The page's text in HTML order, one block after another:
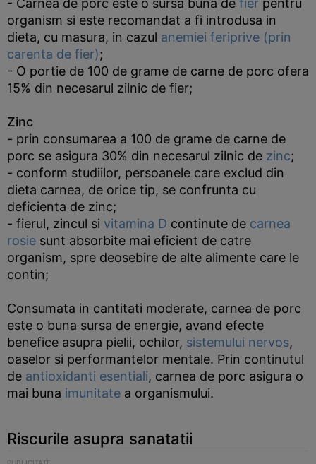
- Carnea de porc este o sursa buna de fier pentru
organism si este recomandat a fi introdusa in
dieta, cu masura, in cazul anemiei feriprive (prin
carenta de fier);
- O portie de 100 de grame de carne de porc ofera
15% din necesarul zilnic de fier;
Zinc
- prin consumarea a 100 de grame de carne de
porc se asigura 30% din necesarul zilnic de zinc;
- conform studiilor, persoanele care exclud din
dieta carnea, de orice tip, se confrunta cu
deficienta de zinc;
- fierul, zincul si vitamina D continute de carnea
rosie sunt absorbite mai eficient de catre
organism, spre deosebire de alte alimente care le
contin;
Consumata in cantitati moderate, carnea de porc
este o buna sursa de energie, avand efecte
benefice asupra pielii, ochilor, sistemului nervos,
oaselor si performantelor mentale. Prin continutul
de antioxidanti esentiali, carnea de porc asigura o
mai buna imunitate a organismului.
Riscurile asupra sanatatii